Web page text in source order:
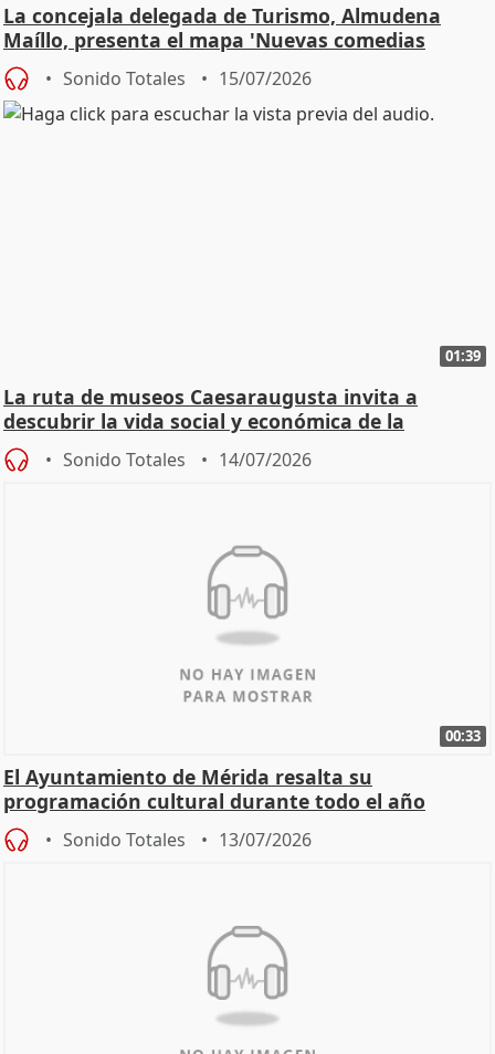
La concejala delegada de Turismo, Almudena
Maíllo, presenta el mapa 'Nuevas comedias
madrileñas'
Sonido Totales 15/07/2026
01:39
La ruta de museos Caesaraugusta invita a
descubrir la vida social y económica de la
Zaragoza ro
Sonido Totales 14/07/2026
00:33
El Ayuntamiento de Mérida resalta su
programación cultural durante todo el año
Sonido Totales 13/07/2026